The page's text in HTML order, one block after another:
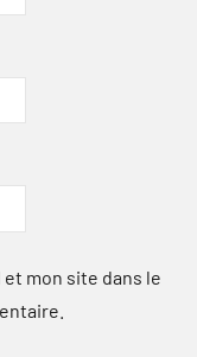
mon site dans le